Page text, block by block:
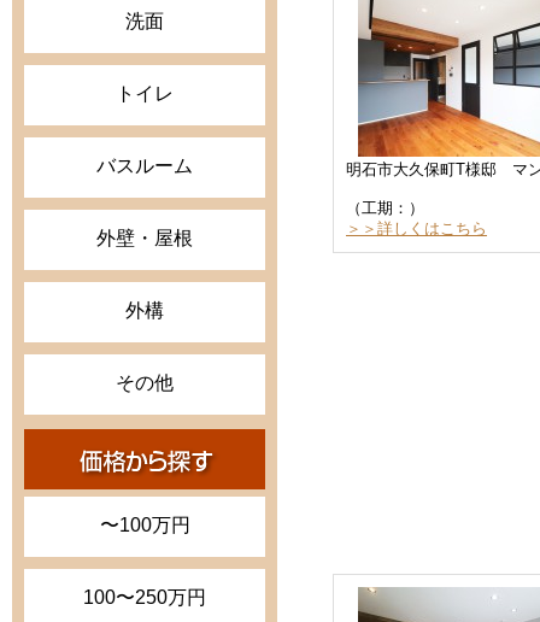
洗面
トイレ
バスルーム
外壁・屋根
外構
その他
〜100万円
100〜250万円
（工期：）
＞＞詳しくはこちら